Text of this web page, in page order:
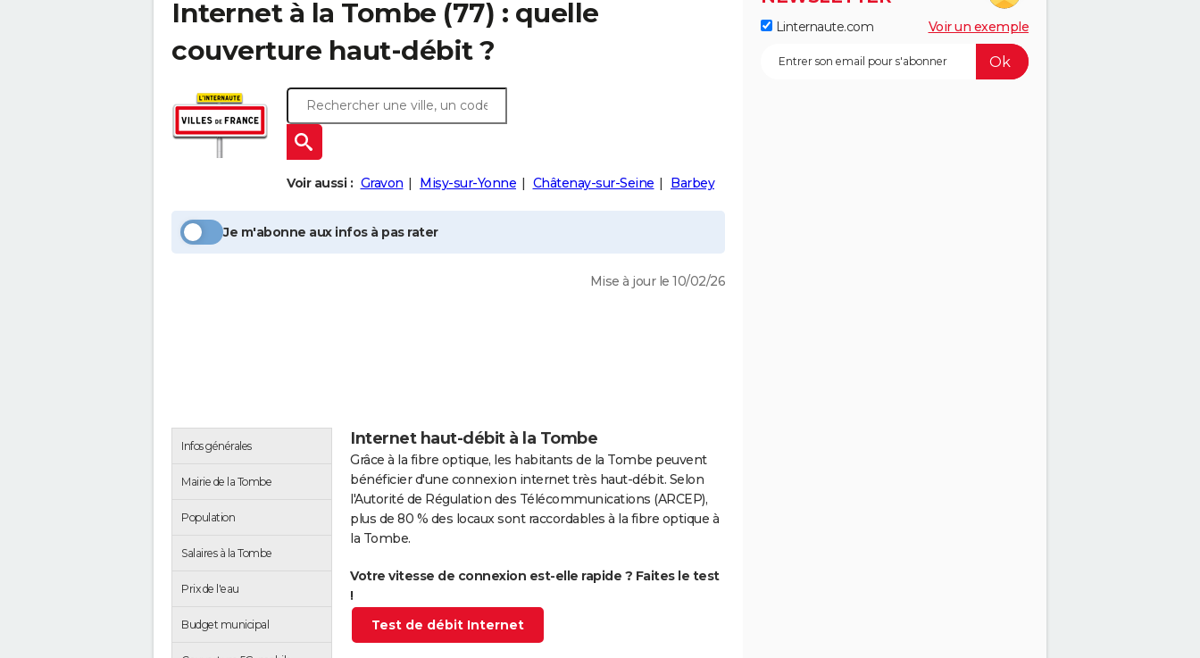
Internet à la Tombe (77) : quelle
couverture haut-débit ?
Voir aussi : Gravon Misy-sur-Yonne Châtenay-sur-Seine Barbey
Je m'abonne aux infos à pas rater
Mise à jour le 10/02/26
Infos générales
Mairie de la Tombe
Population
Salaires à la Tombe
Prix de l'eau
Budget municipal
Internet haut-débit à la Tombe
Grâce à la fibre optique, les habitants de la Tombe peuvent
bénéficier d'une connexion internet très haut-débit. Selon
l'Autorité de Régulation des Télécommunications (ARCEP),
plus de 80 % des locaux sont raccordables à la fibre optique à
la Tombe.
Votre vitesse de connexion est-elle rapide ? Faites le test
!
Test de débit Internet
Linternaute.com Voir un exemple